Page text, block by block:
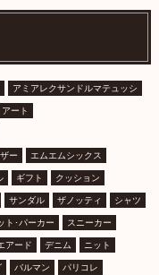
アミアレクサンドルマテュッシ
アート
ー エムエムシックス
ギフト クッション
サンダル ザノッティ シャツ
ト･パーカー スニーカー
アード デニム ニット
バルマン パリコレ